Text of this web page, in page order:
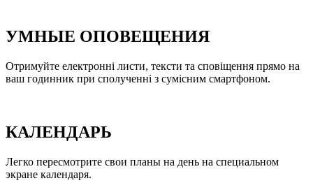
УМНЫЕ ОПОВЕЩЕНИЯ
Отримуйте електронні листи, тексти та сповіщення прямо на
ваш годинник при сполученні з сумісним смартфоном.
КАЛЕНДАРЬ
Легко пересмотрите свои планы на день на специальном
экране календаря.